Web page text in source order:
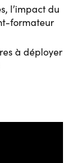
l’impact du
formateur
à déployer